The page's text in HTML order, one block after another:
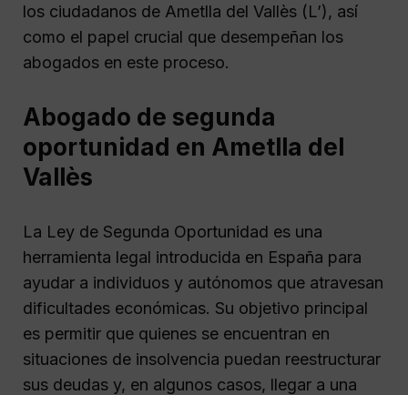
los ciudadanos de Ametlla del Vallès (L’), así
como el papel crucial que desempeñan los
abogados en este proceso.
Abogado de segunda
oportunidad en Ametlla del
Vallès
La Ley de Segunda Oportunidad es una
herramienta legal introducida en España para
ayudar a individuos y autónomos que atravesan
dificultades económicas. Su objetivo principal
es permitir que quienes se encuentran en
situaciones de insolvencia puedan reestructurar
sus deudas y, en algunos casos, llegar a una